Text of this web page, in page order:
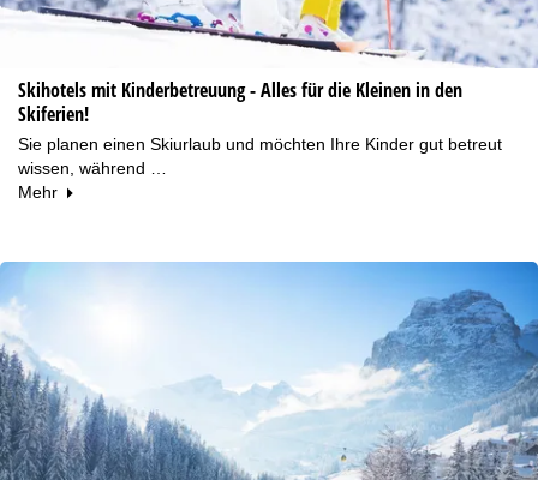
Skihotels mit Kinderbetreuung - Alles für die Kleinen in den
Skiferien!
Sie planen einen Skiurlaub und möchten Ihre Kinder gut betreut
wissen, während …
Mehr